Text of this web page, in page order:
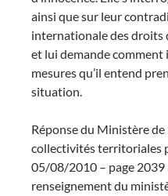
ainsi que sur leur
internationale des droits
et lui demande
mesures qu’il entend
situation.
Réponse du Ministère de
collectivités territoriales
05/08/2010 – page 2039
renseignement du